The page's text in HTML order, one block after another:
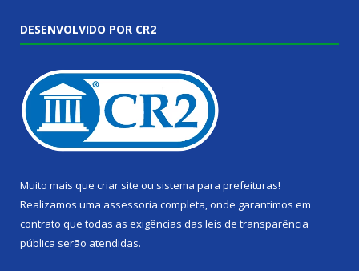
DESENVOLVIDO POR CR2
Muito mais que criar site ou sistema para prefeituras!
Realizamos uma assessoria completa, onde garantimos em
contrato que todas as exigências das leis de transparência
pública serão atendidas.